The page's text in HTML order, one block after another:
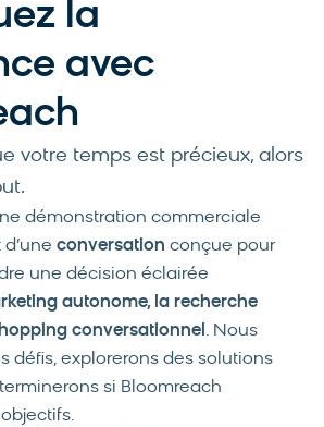
la
avec
votre temps est précieux, alors
démonstration commerciale
conversation conçue pour
une décision éclairée
autonome, la recherche
conversationnel. Nous
défis, explorerons des solutions
si Bloomreach